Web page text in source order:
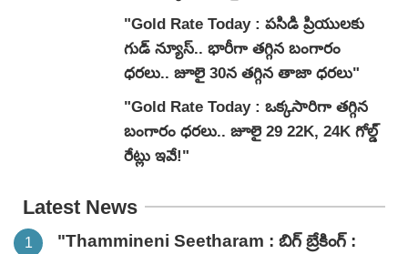
"Gold Rate Today : పసిడి ప్రియులకు
గుడ్ న్యూస్.. భారీగా తగ్గిన బంగారం
ధరలు.. జూలై 30న తగ్గిన తాజా ధరలు"
"Gold Rate Today : ఒక్కసారిగా తగ్గిన
బంగారం ధరలు.. జూలై 29 22K, 24K గోల్డ్
రేట్లు ఇవే!"
Latest News
"Thammineni Seetharam : బిగ్ బ్రేకింగ్ :